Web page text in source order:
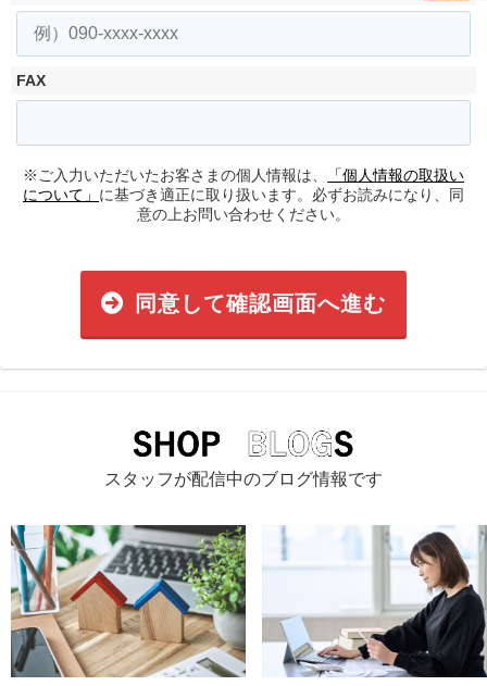
FAX
※ご入力いただいたお客さまの個人情報は、
「個人情報の取扱い
について」 に基づき適正に取り扱います。必ずお読みになり、同
意の上お問い合わせください。
同意して確認画面へ進む
スタッフが配信中のブログ情報です